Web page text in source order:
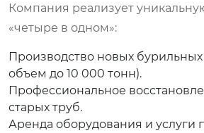
Компания реализует
«четыре в одном»:
Производство новых бурильных
объем до 10 000 тонн).
Профессиональное
старых труб.
Аренда оборудования и услуги